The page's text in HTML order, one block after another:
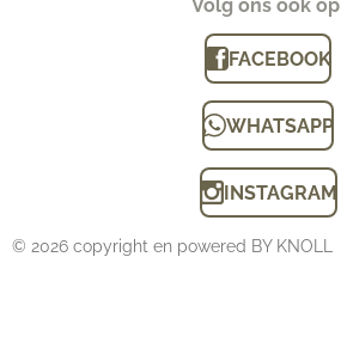
Volg ons ook op
FACEBOOK
WHATSAPP
INSTAGRAM
© 2026 copyright en powered BY KNOLL